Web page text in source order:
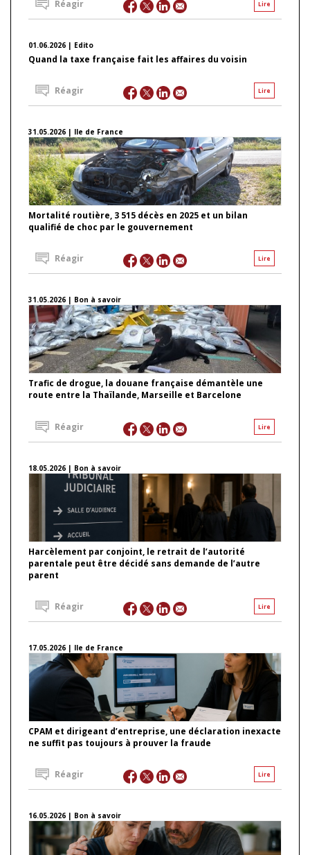
Lire
Réagir
01.06.2026 | Edito
Quand la taxe française fait les affaires du voisin
Lire
Réagir
31.05.2026 | Ile de France
Mortalité routière, 3 515 décès en 2025 et un bilan
qualifié de choc par le gouvernement
Lire
Réagir
31.05.2026 | Bon à savoir
Trafic de drogue, la douane française démantèle une
route entre la Thaïlande, Marseille et Barcelone
Lire
Réagir
18.05.2026 | Bon à savoir
Harcèlement par conjoint, le retrait de l’autorité
parentale peut être décidé sans demande de l’autre
parent
Lire
Réagir
17.05.2026 | Ile de France
CPAM et dirigeant d’entreprise, une déclaration inexacte
ne suffit pas toujours à prouver la fraude
Lire
Réagir
16.05.2026 | Bon à savoir